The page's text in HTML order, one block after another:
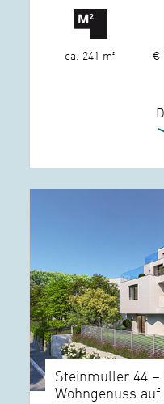
ca. 241 m² €
Steinmüller 44 –
Wohngenuss